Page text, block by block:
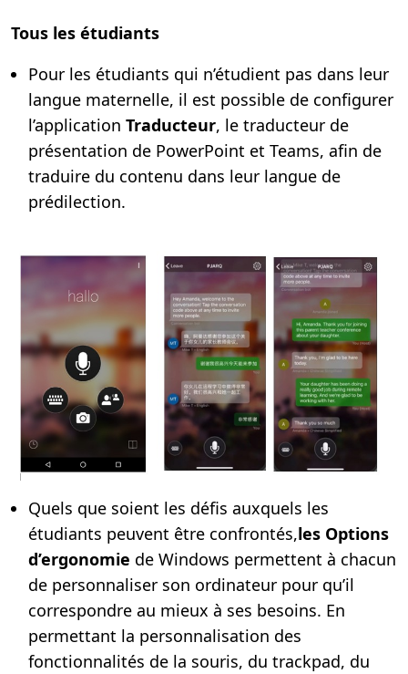
Tous les étudiants
Pour les étudiants qui n’étudient pas dans leur
langue maternelle, il est possible de configurer
l’application Traducteur, le traducteur de
présentation de PowerPoint et Teams, afin de
traduire du contenu dans leur langue de
prédilection.
Quels que soient les défis auxquels les
étudiants peuvent être confrontés,les Options
d’ergonomie de Windows permettent à chacun
de personnaliser son ordinateur pour qu’il
correspondre au mieux à ses besoins. En
permettant la personnalisation des
fonctionnalités de la souris, du trackpad, du